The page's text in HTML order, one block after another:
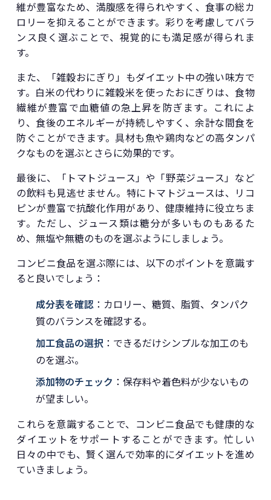
維が豊富なため、満腹感を得られやすく、食事の総カ
ロリーを抑えることができます。彩りを考慮してバラ
ンス良く選ぶことで、視覚的にも満足感が得られま
す。
また、「雑穀おにぎり」もダイエット中の強い味方で
す。白米の代わりに雑穀米を使ったおにぎりは、食物
繊維が豊富で血糖値の急上昇を防ぎます。これによ
り、食後のエネルギーが持続しやすく、余計な間食を
防ぐことができます。具材も魚や鶏肉などの高タンパ
クなものを選ぶとさらに効果的です。
最後に、「トマトジュース」や「野菜ジュース」など
の飲料も見逃せません。特にトマトジュースは、リコ
ピンが豊富で抗酸化作用があり、健康維持に役立ちま
す。ただし、ジュース類は糖分が多いものもあるた
め、無塩や無糖のものを選ぶようにしましょう。
コンビニ食品を選ぶ際には、以下のポイントを意識す
ると良いでしょう：
成分表を確認 ：カロリー、糖質、脂質、タンパク
質のバランスを確認する。
加工食品の選択 ：できるだけシンプルな加工のも
のを選ぶ。
添加物のチェック ：保存料や着色料が少ないもの
が望ましい。
これらを意識することで、コンビニ食品でも健康的な
ダイエットをサポートすることができます。忙しい
日々の中でも、賢く選んで効率的にダイエットを進め
ていきましょう。